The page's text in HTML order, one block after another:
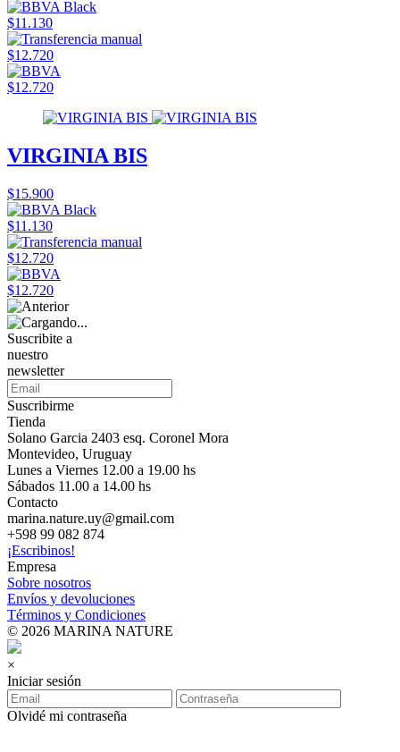
$11.130
$12.720
$12.720
VIRGINIA BIS
$15.900
$11.130
$12.720
$12.720
Suscribite a
nuestro
newsletter
Suscribirme
Tienda
Solano Garcia 2403 esq. Coronel Mora
Montevideo, Uruguay
Lunes a Viernes 12.00 a 19.00 hs
Sábados 11.00 a 14.00 hs
Contacto
marina.nature.uy@gmail.com
+598 99 082 874
¡Escribinos!
Empresa
Sobre nosotros
Envíos y devoluciones
Términos y Condiciones
© 2026 MARINA NATURE
×
Iniciar sesión
Olvidé mi contraseña